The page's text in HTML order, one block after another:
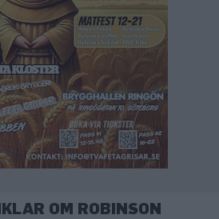
OM ROBINSON